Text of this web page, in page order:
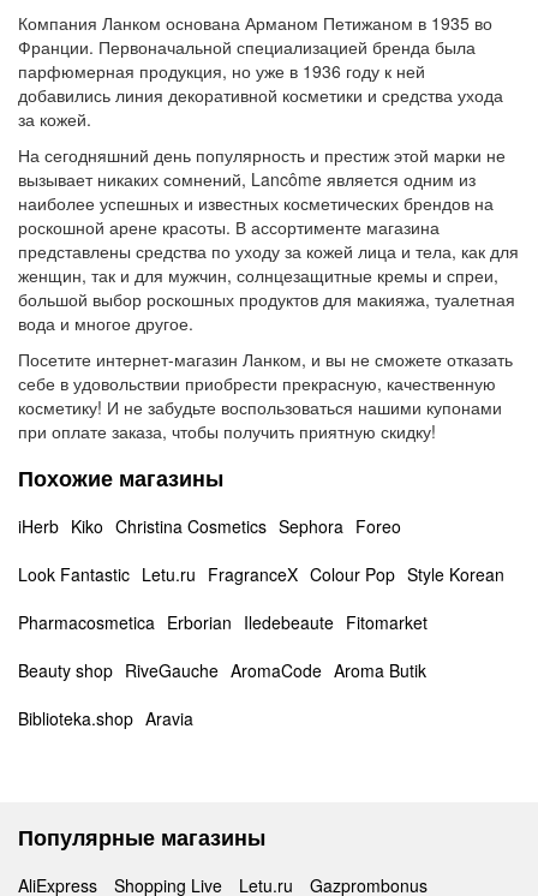
Компания Ланком основана Арманом Петижаном в 1935 во
Франции. Первоначальной специализацией бренда была
парфюмерная продукция, но уже в 1936 году к ней
добавились линия декоративной косметики и средства ухода
за кожей.
На сегодняшний день популярность и престиж этой марки не
вызывает никаких сомнений, Lancôme является одним из
наиболее успешных и известных косметических брендов на
роскошной арене красоты. В ассортименте магазина
представлены средства по уходу за кожей лица и тела, как для
женщин, так и для мужчин, солнцезащитные кремы и спреи,
большой выбор роскошных продуктов для макияжа, туалетная
вода и многое другое.
Посетите интернет-магазин Ланком, и вы не сможете отказать
себе в удовольствии приобрести прекрасную, качественную
косметику! И не забудьте воспользоваться нашими купонами
при оплате заказа, чтобы получить приятную скидку!
Похожие магазины
iHerb Kiko Christina Cosmetics Sephora Foreo
Look Fantastic Letu.ru FragranceX Colour Pop Style Korean
Pharmacosmetica Erborian Iledebeaute Fitomarket
Beauty shop RiveGauche AromaCode Aroma Butik
Biblioteka.shop Aravia
Популярные магазины
AliExpress Shopping Live Letu.ru Gazprombonus